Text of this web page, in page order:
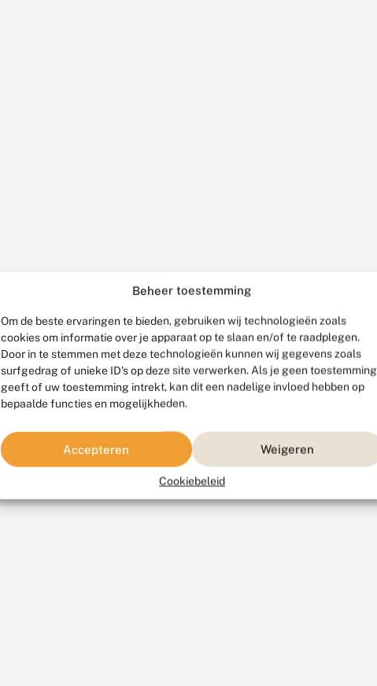
Beheer toestemming
Om de beste ervaringen te bieden, gebruiken wij technologieën zoals
cookies om informatie over je apparaat op te slaan en/of te raadplegen.
Door in te stemmen met deze technologieën kunnen wij gegevens zoals
surfgedrag of unieke ID's op deze site verwerken. Als je geen toestemming
geeft of uw toestemming intrekt, kan dit een nadelige invloed hebben op
bepaalde functies en mogelijkheden.
Accepteren Weigeren
Cookiebeleid